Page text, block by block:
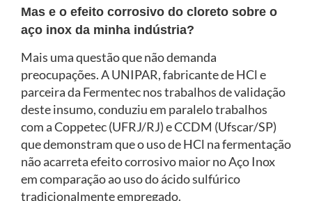
Mas e o efeito corrosivo do cloreto sobre o
aço inox da minha indústria?
Mais uma questão que não demanda
preocupações. A UNIPAR, fabricante de HCl e
parceira da Fermentec nos trabalhos de validação
deste insumo, conduziu em paralelo trabalhos
com a Coppetec (UFRJ/RJ) e CCDM (Ufscar/SP)
que demonstram que o uso de HCl na fermentação
não acarreta efeito corrosivo maior no Aço Inox
em comparação ao uso do ácido sulfúrico
tradicionalmente empregado.